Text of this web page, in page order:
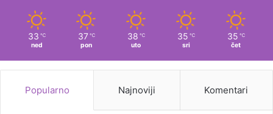
33 ℃
ned
37 ℃
pon
38 ℃
uto
35 ℃
sri
35 ℃
čet
Popularno Najnoviji Komentari